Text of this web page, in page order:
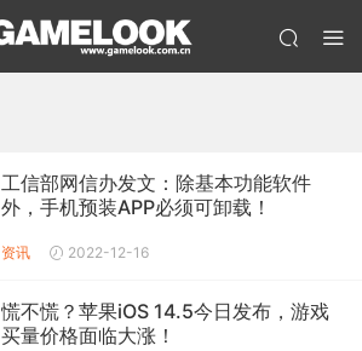
工信部网信办发文：除基本功能软件
外，手机预装APP必须可卸载！
资讯 2022-12-16
慌不慌？苹果iOS 14.5今日发布，游戏
买量价格面临大涨！